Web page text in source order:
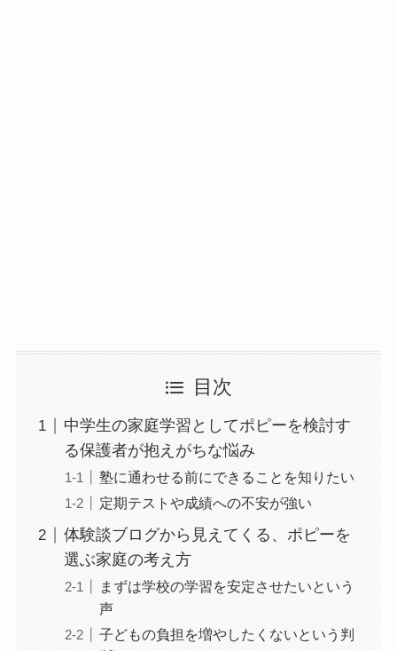
目次
中学生の家庭学習としてポピーを検討す
る保護者が抱えがちな悩み
塾に通わせる前にできることを知りたい
定期テストや成績への不安が強い
体験談ブログから見えてくる、ポピーを
選ぶ家庭の考え方
まずは学校の学習を安定させたいという
声
子どもの負担を増やしたくないという判